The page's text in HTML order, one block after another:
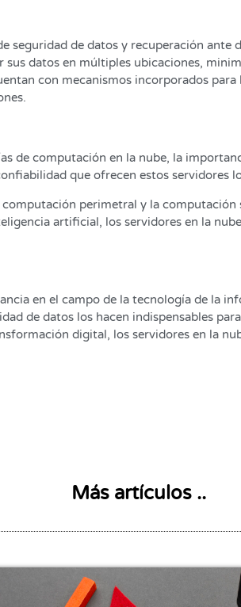
seguridad de datos y recuperación
datos en múltiples ubicaciones,
con mecanismos incorporados
de computación en la nube, la
que ofrecen estos servidores
perimetral y la
artificial, los servidores en la
en el campo de la tecnología de la
de datos los hacen indispensables
digital, los servidores en la
Más artículos ..